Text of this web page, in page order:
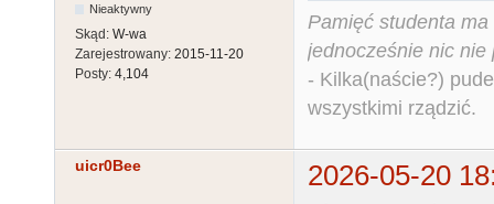
Nieaktywny
Skąd: W-wa
Zarejestrowany: 2015-11-20
Posty: 4,104
Pamięć studenta
jednocześnie nic nie
- Kilka(naście?)
wszystkimi rządzić.
uicr0Bee
2026-05-20